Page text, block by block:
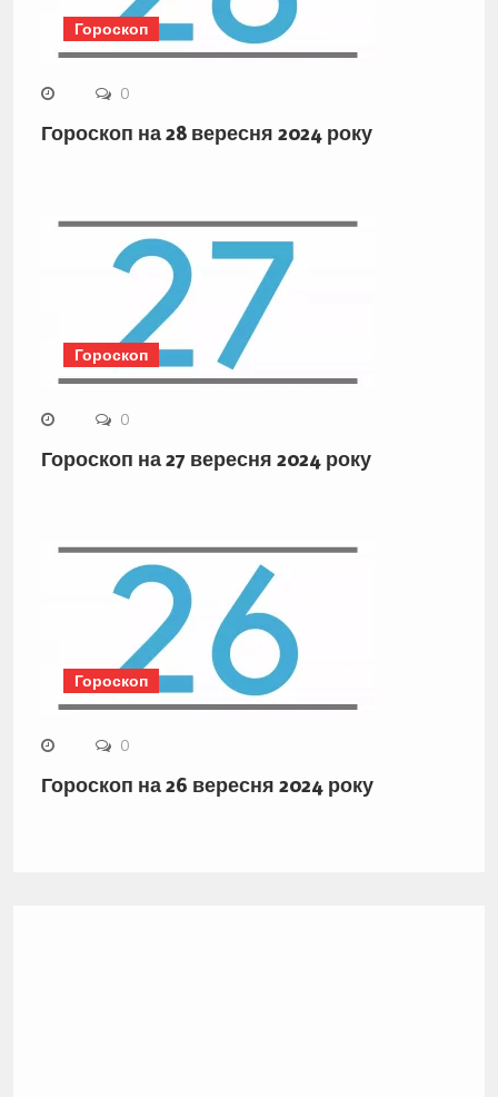
Гороскоп
0
Гороскоп на 28 вересня 2024 року
Гороскоп
0
Гороскоп на 27 вересня 2024 року
Гороскоп
0
Гороскоп на 26 вересня 2024 року